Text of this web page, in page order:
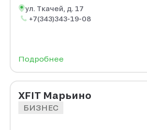
ул. Ткачей, д. 17
+7(343)343-19-08
Подробнее
XFIT Марьино
БИЗНЕС